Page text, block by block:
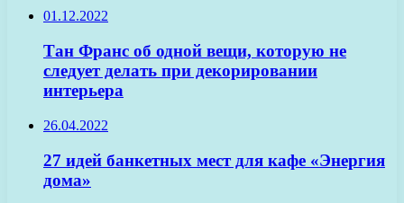
01.12.2022
Тан Франс об одной вещи, которую не
следует делать при декорировании
интерьера
26.04.2022
27 идей банкетных мест для кафе «Энергия
дома»